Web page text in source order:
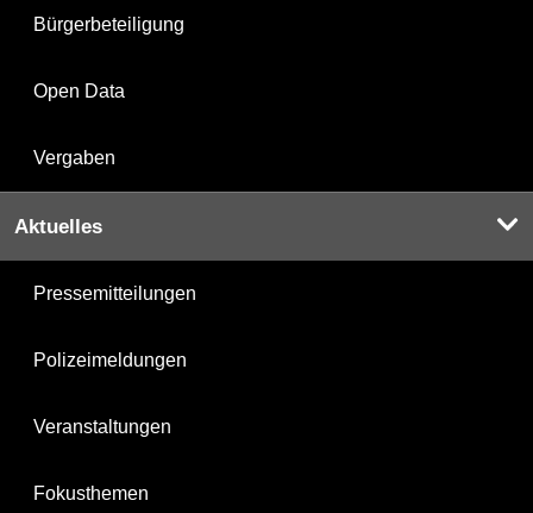
Bürgerbeteiligung
Open Data
Vergaben
Aktuelles
Pressemitteilungen
Polizeimeldungen
Veranstaltungen
Fokusthemen